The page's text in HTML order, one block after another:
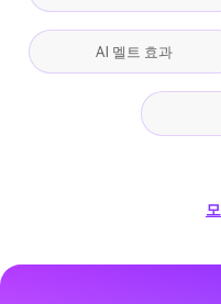
AI 멜트 효과